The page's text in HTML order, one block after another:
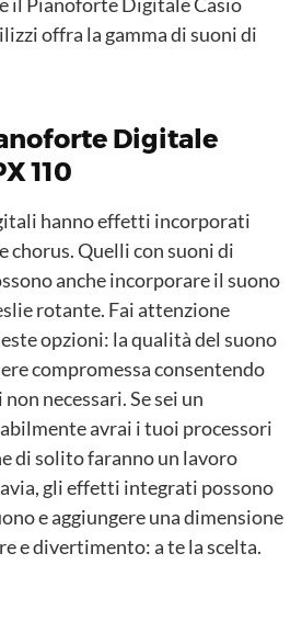
offra la gamma di suoni di
Digitale
110
hanno effetti incorporati
chorus. Quelli con suoni di
anche incorporare il suono
rotante. Fai attenzione
opzioni: la qualità del suono
compromessa consentendo
necessari. Se sei un
avrai i tuoi processori
di solito faranno un lavoro
gli effetti integrati possono
e aggiungere una dimensione
e divertimento: a te la scelta.